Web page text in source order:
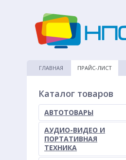
ГЛАВНАЯ ПРАЙС-ЛИСТ
Каталог товаров
АВТОТОВАРЫ
АУДИО-ВИДЕО И
ПОРТАТИВНАЯ
ТЕХНИКА